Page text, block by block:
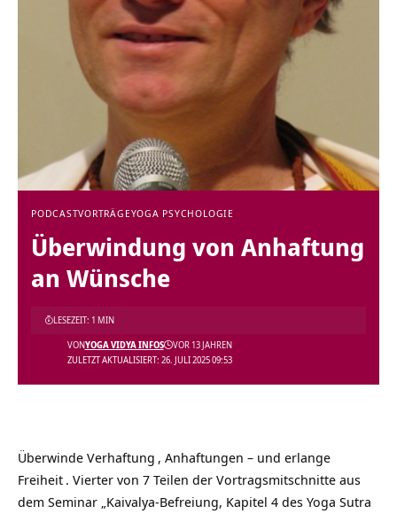
PODCASTVORTRÄGEYOGA PSYCHOLOGIE
Überwindung von Anhaftung
an Wünsche
ZULETZT AKTUALISIERT: 26. JULI 2025 09:53
VONYOGA VIDYA INFOS VOR 13 JAHREN
LESEZEIT: 1 MIN
Überwinde Verhaftung , Anhaftungen – und erlange
Freiheit . Vierter von 7 Teilen der Vortragsmitschnitte aus
dem Seminar „Kaivalya-Befreiung, Kapitel 4 des Yoga Sutra